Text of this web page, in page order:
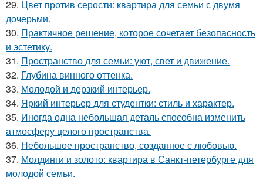
29. Цвет против серости: квартира для семьи с двумя
дочерьми.
30. Практичное решение, которое сочетает безопасность
и эстетику.
31. Пространство для семьи: уют, свет и движение.
32. Глубина винного оттенка.
33. Молодой и дерзкий интерьер.
34. Яркий интерьер для студентки: стиль и характер.
35. Иногда одна небольшая деталь способна изменить
атмосферу целого пространства.
36. Небольшое пространство, созданное с любовью.
37. Молдинги и золото: квартира в Санкт-петербурге для
молодой семьи.